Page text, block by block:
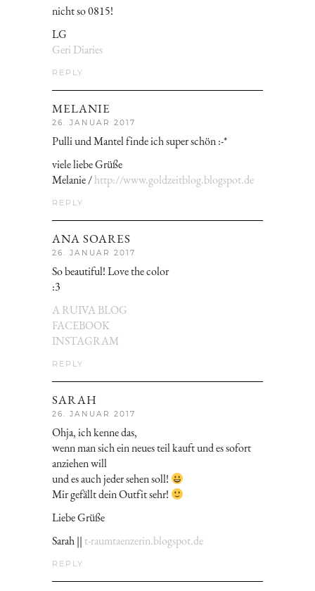
nicht so 0815!
LG
Geri Diaries
REPLY
MELANIE
26. JANUAR 2017
Pulli und Mantel finde ich super schön :-*
viele liebe Grüße
Melanie /http://www.goldzeitblog.blogspot.de
REPLY
ANA SOARES
26. JANUAR 2017
So beautiful! Love the color
:3
A RUIVA BLOG
FACEBOOK
INSTAGRAM
REPLY
SARAH
26. JANUAR 2017
Ohja, ich kenne das,
wenn man sich ein neues teil kauft und es sofort
anziehen will
und es auch jeder sehen soll!
Mir gefällt dein Outfit sehr!
Liebe Grüße
Sarah || t-raumtaenzerin.blogspot.de
REPLY